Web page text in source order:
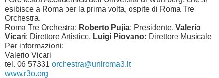
esibisce a Roma per la prima volta, ospite di Roma Tre
Orchestra.
Roma Tre Orchestra: Roberto Pujia: Presidente, Valerio
Vicari: Direttore Artistico, Luigi Piovano: Direttore Musicale
Per informazioni:
Valerio Vicari
tel. 06 57331 orchestra@uniroma3.it
www.r3o.org